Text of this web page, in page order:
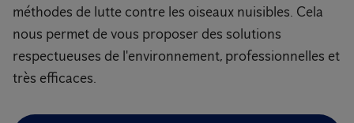
méthodes de lutte contre les oiseaux nuisibles. Cela
nous permet de vous proposer des solutions
respectueuses de l'environnement, professionnelles et
très efficaces.